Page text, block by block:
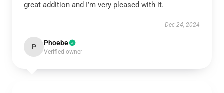
great addition and I’m very pleased with it.
Dec 24, 2024
P Phoebe
Verified owner